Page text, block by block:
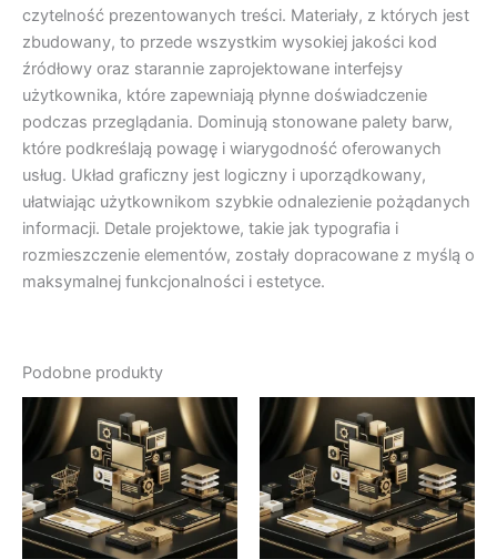
czytelność prezentowanych treści. Materiały, z których jest
zbudowany, to przede wszystkim wysokiej jakości kod
źródłowy oraz starannie zaprojektowane interfejsy
użytkownika, które zapewniają płynne doświadczenie
podczas przeglądania. Dominują stonowane palety barw,
które podkreślają powagę i wiarygodność oferowanych
usług. Układ graficzny jest logiczny i uporządkowany,
ułatwiając użytkownikom szybkie odnalezienie pożądanych
informacji. Detale projektowe, takie jak typografia i
rozmieszczenie elementów, zostały dopracowane z myślą o
maksymalnej funkcjonalności i estetyce.
Podobne produkty